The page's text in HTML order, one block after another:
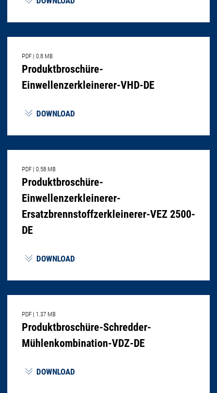
PDF | 0.8 MB
Produktbroschüre-
Einwellenzerkleinerer-VHD-DE
DOWNLOAD
PDF | 0.58 MB
Produktbroschüre-
Einwellenzerkleinerer-
Ersatzbrennstoffzerkleinerer-VEZ 2500-
DE
DOWNLOAD
PDF | 1.37 MB
Produktbroschüre-Schredder-
Mühlenkombination-VDZ-DE
DOWNLOAD